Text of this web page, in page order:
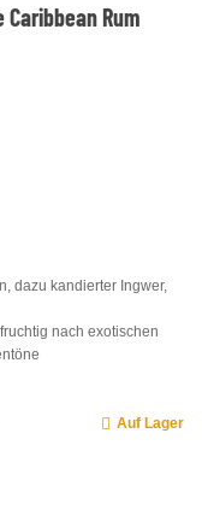
Caribbean Rum
dazu kandierter Ingwer,
nach exotischen
Auf Lager